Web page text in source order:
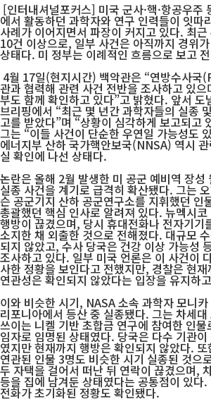
[인터내셔널포커스] 미국 군사·핵·항공우주
에서 활동하던 과학자와 연구 인력들이 잇따
사례가 이어지면서 파장이 커지고 있다. 최
10건 이상으로, 일부 사건은 아직까지 경위
상태다. 미 정부는 이례적인 흐름으로 보고
4월 17일(현지시간) 백악관은 “연방수사국
관과 협력해 관련 사건 전반을 조사하고 있
부도 함께 확인하고 있다”고 밝혔다. 앞서 도
브리핑에서 “최근 몇 년간 과학자들의 실종
고를 받았다”며 “상황이 심각하게 보고되고
그는 “이들 사건이 단순한 우연일 가능성도
에너지부 산하 국가핵안보국(NNSA) 역시
실 확인에 나선 상태다.
논란은 올해 2월 발생한 미 공군 예비역 장성
실종 사건을 계기로 급격히 확산됐다. 그는
슨 공군기지 산하 공군연구소를 지휘했던 인
총괄했던 핵심 인사로 알려져 있다. 뉴멕시
행방이 끊겼으며, 당시 휴대전화나 전자기기
소지한 채 외출한 것으로 전해졌다. 대규모
되지 않았고, 수사 당국은 건강 이상 가능성
조사하고 있다. 일부 미국 언론은 이 사건이
사한 정황을 보인다고 전했지만, 경찰은 현
연관성은 확인되지 않았다는 입장을 유지하
이와 비슷한 시기, NASA 소속 과학자 모니
리포니아에서 등산 중 실종됐다. 그는 차세
쓰이는 니켈 기반 초합금 연구에 참여한 인
임자로 임명된 상태였다. 당국은 다수 기관
였지만 현재까지 행방은 확인되지 않았다.
연관된 인물 3명도 비슷한 시기 실종된 것으
두 자택을 걸어서 떠난 뒤 연락이 끊겼으며,
등을 집에 남겨둔 상태였다는 공통점이 있다
전화가 초기화된 정황도 확인됐다.